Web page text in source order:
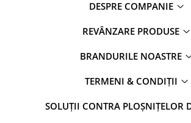
DESPRE COMPANIE
REVÂNZARE PRODUSE
BRANDURILE NOASTRE
TERMENI & CONDIȚII
SOLUȚII CONTRA PLOȘNIȚELOR